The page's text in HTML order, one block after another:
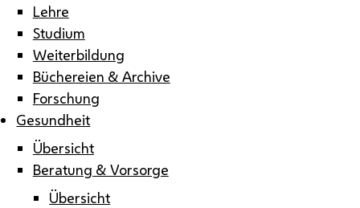
Lehre
Studium
Weiterbildung
Büchereien & Archive
Forschung
Gesundheit
Übersicht
Beratung & Vorsorge
Übersicht